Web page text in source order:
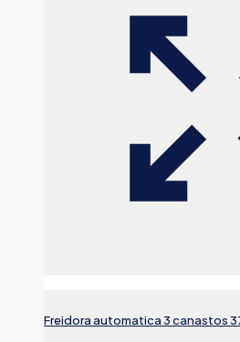
Freidora automatica 3 canastos